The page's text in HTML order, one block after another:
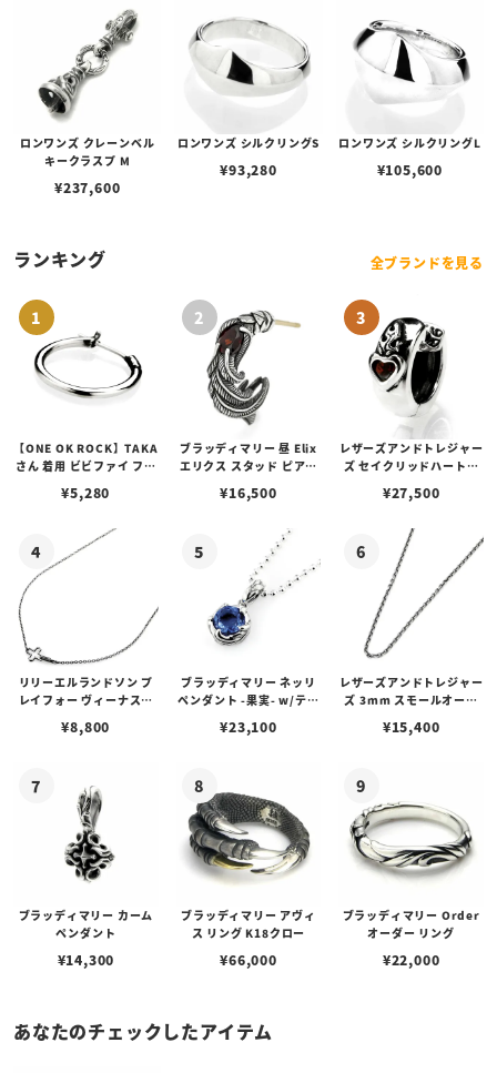
ロンワンズ クレーンベル
キークラスプ M
¥237,600
ロンワンズ シルクリングS
¥93,280
ロンワンズ シルクリングL
¥105,600
ランキング 全ブランドを見る
【ONE OK ROCK】TAKA
さん 着用 ビビファイ フー
¥5,280
ブラッディマリー 昼 Elix
エリクス スタッド ピアス
¥16,500
レザーズアンドトレジャー
ズ セイクリッドハートピ
¥27,500
リリーエルランドソン プ
レイフォー ヴィーナスチ
¥8,800
ブラッディマリー ネッリ
ペンダント -果実- w/ティ
¥23,100
レザーズアンドトレジャー
ズ 3mm スモールオーバ
ブスタークラスプ＆LTロ
¥15,400
ブラッディマリー カーム
ペンダント
¥14,300
ブラッディマリー アヴィ
ス リング K18クロー
¥66,000
ブラッディマリー Order
オーダー リング
¥22,000
あなたのチェックしたアイテム